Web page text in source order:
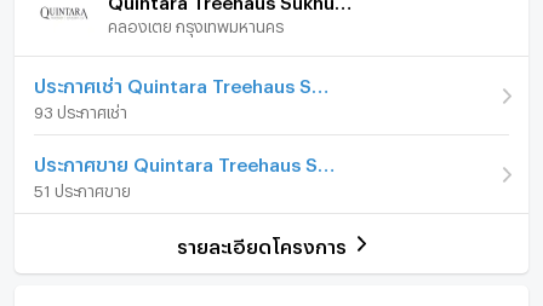
ตั้งอยู่ในเขตคลองเตย ใกล้ BTS เอกมัยติดต่อเราเพื่อนัดหมาย
เข้าชมรายการที่คุณต้องการ
พื้นที่ส่วนกลาง:
สร้างเสร็จในปี 2020
เรามุ่งเน้นไปที่การปล่อยเช่าและขายอสังหาริมทรัพย์ทั่ว
รูปแบบห้อง 2 ห้องนอน
จำนวนห้องนอน 2 ห้องนอน
ขนาดพื้นที่ห้อง
เฟอร์นิเจอร์
โทรศัพท์บ้าน
เครื่องทำน้ำร้อน/น้ำอุ่น
ประตูห้องระบบ digital lock
คลองเตย กรุงเทพมหานคร
93 ประกาศเช่า
51 ประกาศขาย
รายละเอียดโครงการ